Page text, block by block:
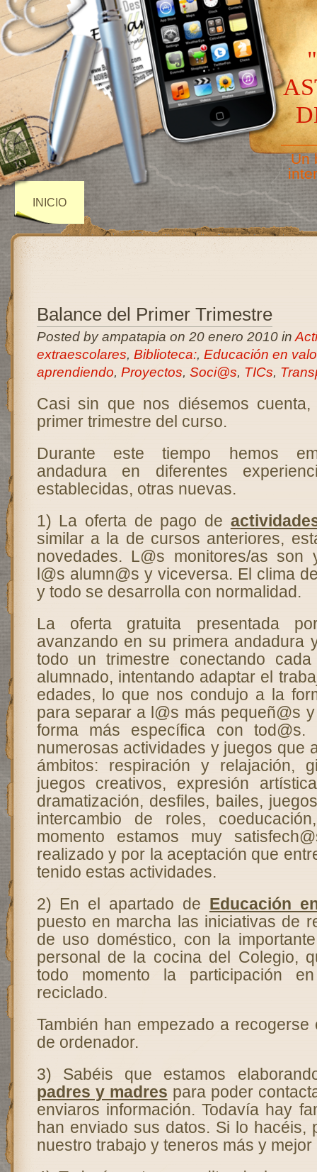
Un
INICIO
Balance del Primer Trimestre
Posted by ampatapia on 20 enero 2010 in
extraescolares, Biblioteca:, Educación en
aprendiendo, Proyectos, Soci@s, TICs,
Casi sin que nos diésemos
primer trimestre del curso.
Durante este tiempo hemos
andadura en diferentes
establecidas, otras nuevas.
1) La oferta de pago de
similar a la de cursos anteriores,
novedades. L@s monitores/as son
l@s alumn@s y viceversa. El clima
y todo se desarrolla con normalidad.
La oferta gratuita presentada
avanzando en su primera andadura
todo un trimestre conectando
alumnado, intentando adaptar el
edades, lo que nos condujo a la
para separar a l@s más pequeñ@s
forma más específica con tod@s.
numerosas actividades y juegos que
ámbitos: respiración y relajación,
juegos creativos, expresión
dramatización, desfiles, bailes,
intercambio de roles,
momento estamos muy
realizado y por la aceptación que
tenido estas actividades.
2) En el apartado de Educación
puesto en marcha las iniciativas de
de uso doméstico, con la
personal de la cocina del Colegio,
todo momento la participación
reciclado.
También han empezado a recogerse
de ordenador.
3) Sabéis que estamos
padres y madres para poder
enviaros información. Todavía hay
han enviado sus datos. Si lo hacéis,
nuestro trabajo y teneros más y mejor